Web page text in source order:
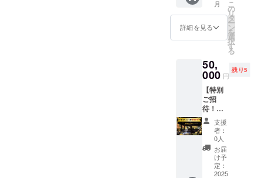
クラウ
ドファ
ンディ
をお声
掛けく
い。 ・
チケッ
トを利
用し
て、遠
方の方
へお花
のお届
け等も
です。
・現金
への交
つりは
でませ
ん。 ・
初回来
店時に
お渡し
いたし
ます。
スタッ
フにお
名前と
クラウ
けま
す】 公
式
OPNE
前にあ
けに貸
切空間
をご提
供いた
しま
す。 大
切な
人・ご
家族・
ご友
人・お
ひとり
様で贅
月
詳細を見る
こ
の
リ
タ
ー
ン
を
選
択
す
る
50,
000 円
残り5
【特別
ご招
待！！
デイ
キャン
プ場を
あなた
専用と
して貸
切利用
支援
者：
0人
お届
け予
定：
2025